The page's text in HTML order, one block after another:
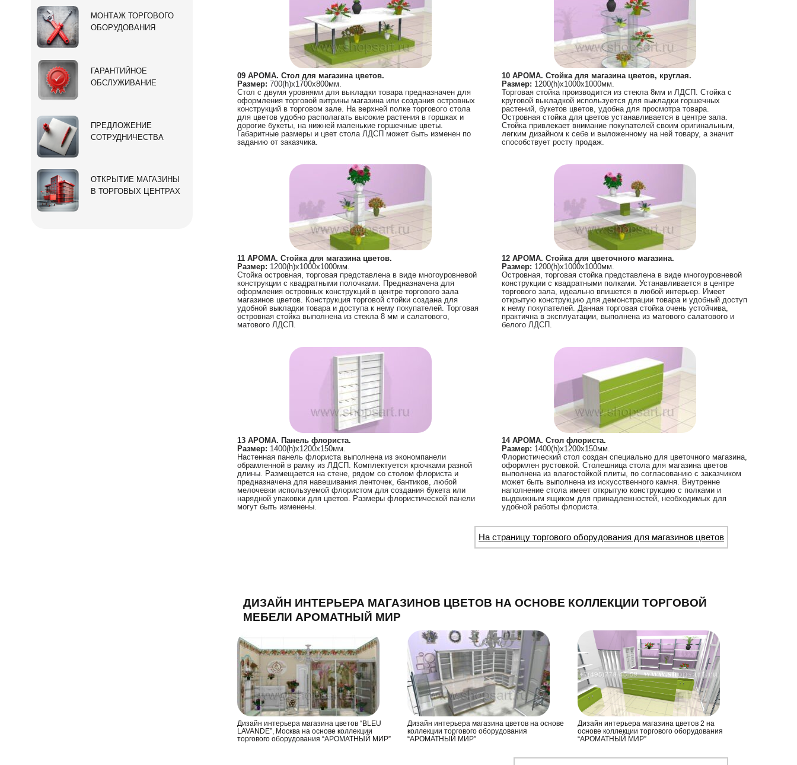
09 АРОМА. Стол для магазина цветов.
Размер: 700(h)х1700х800мм.
Стол с двумя уровнями для выкладки товара предназначен для
оформления торговой витрины магазина или создания островных
конструкций в торговом зале. На верхней полке торгового стола
для цветов удобно располагать высокие растения в горшках и
дорогие букеты, на нижней маленькие горшечные цветы.
Габаритные размеры и цвет стола ЛДСП может быть изменен по
заданию от заказчика.
10 АРОМА. Стойка для магазина цветов, круглая.
Размер: 1200(h)х1000х1000мм.
Торговая стойка производится из стекла 8мм и ЛДСП. Стойка с
круговой выкладкой используется для выкладки горшечных
растений, букетов цветов, удобна для просмотра товара.
Островная стойка для цветов устанавливается в центре зала.
Стойка привлекает внимание покупателей своим оригинальным,
легким дизайном к себе и выложенному на ней товару, а значит
способствует росту продаж.
11 АРОМА. Стойка для магазина цветов.
Размер: 1200(h)х1000х1000мм.
Стойка островная, торговая представлена в виде многоуровневой
конструкции с квадратными полочками. Предназначена для
оформления островных конструкций в центре торгового зала
магазинов цветов. Конструкция торговой стойки создана для
удобной выкладки товара и доступа к нему покупателей. Торговая
островная стойка выполнена из стекла 8 мм и салатового,
матового ЛДСП.
12 АРОМА. Стойка для цветочного магазина.
Размер: 1200(h)х1000х1000мм.
Островная, торговая стойка представлена в виде многоуровневой
конструкции с квадратными полками. Устанавливается в центре
торгового зала, идеально впишется в любой интерьер. Имеет
открытую конструкцию для демонстрации товара и удобный доступ
к нему покупателей. Данная торговая стойка очень устойчива,
практична в эксплуатации, выполнена из матового салатового и
белого ЛДСП.
13 АРОМА. Панель флориста.
Размер: 1400(h)х1200х150мм.
Настенная панель флориста выполнена из экономпанели
обрамленной в рамку из ЛДСП. Комплектуется крючками разной
длины. Размещается на стене, рядом со столом флориста и
предназначена для навешивания ленточек, бантиков, любой
мелочевки используемой флористом для создания букета или
нарядной упаковки для цветов. Размеры флористической панели
могут быть изменены.
14 АРОМА. Стол флориста.
Размер: 1400(h)х1200х150мм.
Флористический стол создан специально для цветочного магазина,
оформлен рустовкой. Столешница стола для магазина цветов
выполнена из влагостойкой плиты, по согласованию с заказчиком
может быть выполнена из искусственного камня. Внутренне
наполнение стола имеет открытую конструкцию с полками и
выдвижным ящиком для принадлежностей, необходимых для
удобной работы флориста.
На страницу торгового оборудования для магазинов цветов
ДИЗАЙН ИНТЕРЬЕРА МАГАЗИНОВ ЦВЕТОВ НА ОСНОВЕ КОЛЛЕКЦИИ ТОРГОВОЙ
МЕБЕЛИ АРОМАТНЫЙ МИР
Дизайн интерьера магазина цветов “BLEU
LAVANDE”, Москва на основе коллекции
торгового оборудования “АРОМАТНЫЙ МИР”
Дизайн интерьера магазина цветов на основе
коллекции торгового оборудования
“АРОМАТНЫЙ МИР”
Дизайн интерьера магазина цветов 2 на
основе коллекции торгового оборудования
“АРОМАТНЫЙ МИР”
МОНТАЖ ТОРГОВОГО
ОБОРУДОВАНИЯ
ГАРАНТИЙНОЕ
ОБСЛУЖИВАНИЕ
ПРЕДЛОЖЕНИЕ
СОТРУДНИЧЕСТВА
ОТКРЫТИЕ МАГАЗИНЫ
В ТОРГОВЫХ ЦЕНТРАХ